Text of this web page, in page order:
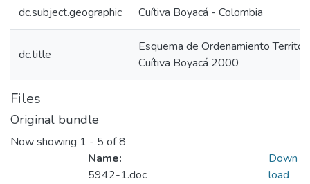
dc.subject.geographic Cuítiva Boyacá - Colombia
dc.title
Esquema de Ordenamiento
Cuítiva Boyacá 2000
Files
Original bundle
Now showing 1 - 5 of 8
Name:
5942-1.doc
Down
load